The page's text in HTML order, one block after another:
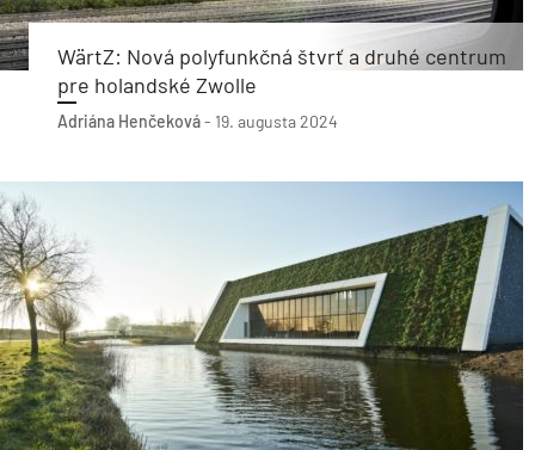
WärtZ: Nová polyfunkčná štvrť a druhé centrum
pre holandské Zwolle
Adriána Henčeková- 19. augusta 2024